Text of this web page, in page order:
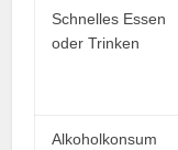
Schnelles Essen
oder Trinken
Alkoholkonsum